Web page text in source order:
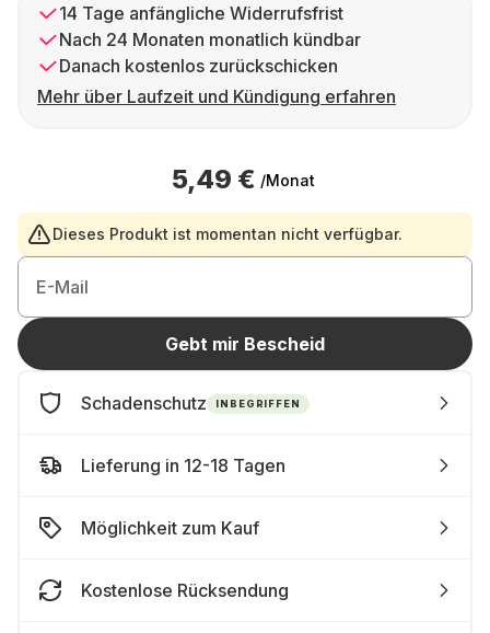
14 Tage anfängliche Widerrufsfrist
Nach 24 Monaten monatlich kündbar
Danach kostenlos zurückschicken
Mehr über Laufzeit und Kündigung erfahren
5,49 € /Monat
Dieses Produkt ist momentan nicht verfügbar.
E-Mail
Gebt mir Bescheid
Schadenschutz INBEGRIFFEN
Lieferung in 12-18 Tagen
Möglichkeit zum Kauf
Kostenlose Rücksendung